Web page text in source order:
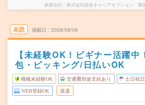
派遣会社 株式会社綜合キャリアオプション 製
未読 掲載日 2026/08/06
【未経験OK！ビギナー活躍中
包・ピッキング/日払いOK
職種未経験OK 交通費別途支給あり 土日祝
WEB登録OK 派遣